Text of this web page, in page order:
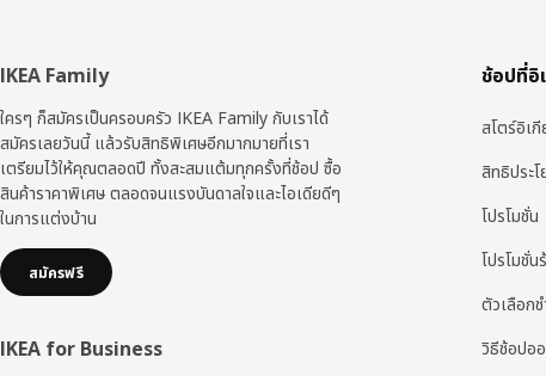
ส่วน
ท้าย
IKEA Family
ใครๆ ก็สมัครเป็นครอบครัว IKEA Family กับเราได้
สมัครเลยวันนี้ แล้วรับสิทธิพิเศษอีกมากมายที่เรา
เตรียมไว้ให้คุณตลอดปี ทั้งสะสมแต้มทุกครั้งที่ช้อป ซื้อ
สินค้าราคาพิเศษ ตลอดจนแรงบันดาลใจและไอเดียดีๆ
ในการแต่งบ้าน
สมัครฟรี
IKEA for Business
ช้อปที่อิ
สโตร์อิเกี
สิทธิประ
โปรโมชั่น
โปรโมชั่น
ตัวเลือกช
วิธีช้อปอ